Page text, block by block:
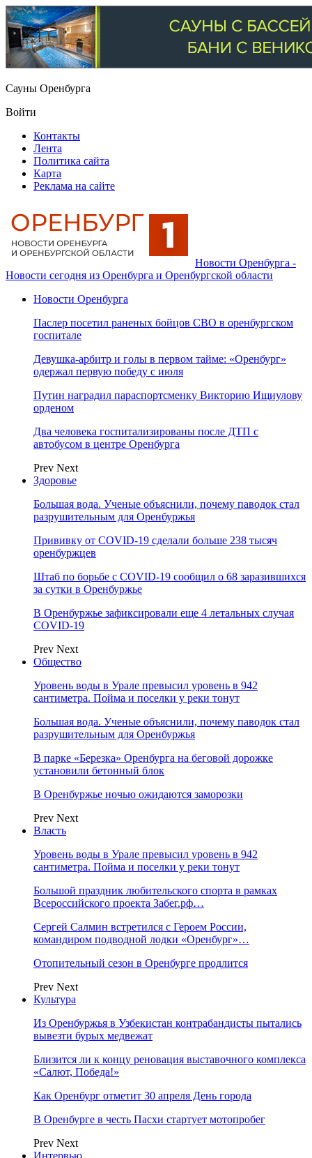
Сауны Оренбурга
Войти
Контакты
Лента
Политика сайта
Карта
Реклама на сайте
Новости Оренбурга -
Новости сегодня из Оренбурга и Оренбургской области
Новости Оренбурга
Паслер посетил раненых бойцов СВО в оренбургском
госпитале
Девушка-арбитр и голы в первом тайме: «Оренбург»
одержал первую победу с июля
Путин наградил параспортсменку Викторию Ищиулову
орденом
Два человека госпитализированы после ДТП с
автобусом в центре Оренбурга
Prev Next
Здоровье
Большая вода. Ученые объяснили, почему паводок стал
разрушительным для Оренбуржья
Прививку от COVID-19 сделали больше 238 тысяч
оренбуржцев
Штаб по борьбе с СOVID-19 сообщил о 68 заразившихся
за сутки в Оренбуржье
В Оренбуржье зафиксировали еще 4 летальных случая
COVID-19
Prev Next
Общество
Уровень воды в Урале превысил уровень в 942
сантиметра. Пойма и поселки у реки тонут
Большая вода. Ученые объяснили, почему паводок стал
разрушительным для Оренбуржья
В парке «Березка» Оренбурга на беговой дорожке
установили бетонный блок
В Оренбуржье ночью ожидаются заморозки
Prev Next
Власть
Уровень воды в Урале превысил уровень в 942
сантиметра. Пойма и поселки у реки тонут
Большой праздник любительского спорта в рамках
Всероссийского проекта Забег.рф…
Сергей Салмин встретился с Героем России,
командиром подводной лодки «Оренбург»…
Отопительный сезон в Оренбурге продлится
Prev Next
Культура
Из Оренбуржья в Узбекистан контрабандисты пытались
вывезти бурых медвежат
Близится ли к концу реновация выставочного комплекса
«Салют, Победа!»
Как Оренбург отметит 30 апреля День города
В Оренбурге в честь Пасхи стартует мотопробег
Prev Next
Интервью